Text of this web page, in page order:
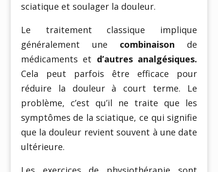
sciatique et soulager la douleur.
Le traitement classique implique
généralement une combinaison de
médicaments et d’autres analgésiques.
Cela peut parfois être efficace pour
réduire la douleur à court terme. Le
problème, c’est qu’il ne traite que les
symptômes de la sciatique, ce qui signifie
que la douleur revient souvent à une date
ultérieure.